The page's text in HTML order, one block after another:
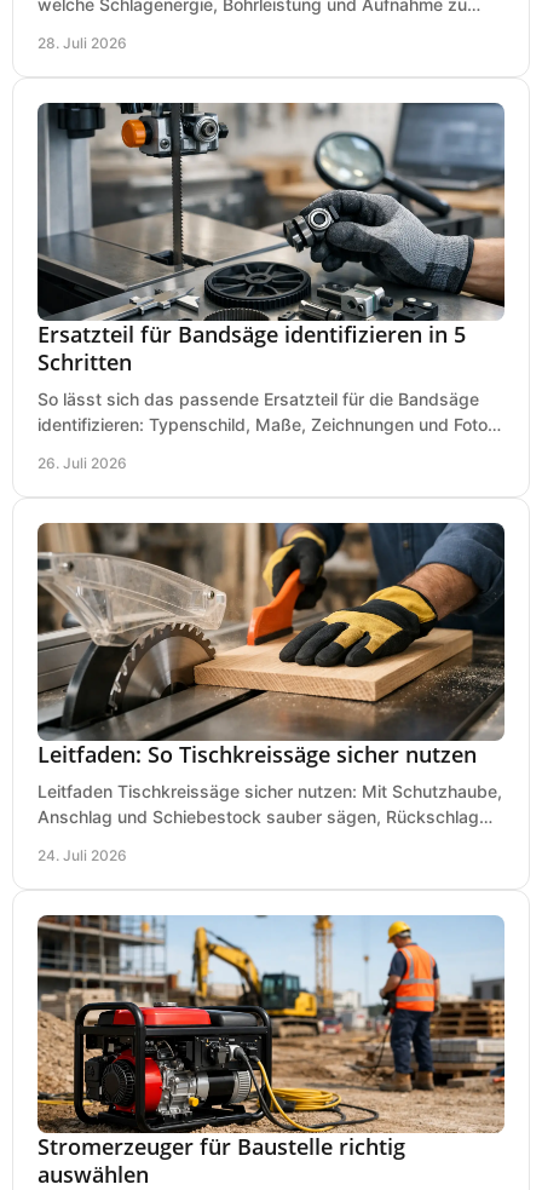
28. Juli 2026
Ersatzteil für Bandsäge identifizieren in 5
Schritten
So lässt sich das passende Ersatzteil für die Bandsäge
identifizieren: Typenschild, Maße, Zeichnungen und Fotos
26. Juli 2026
Leitfaden: So Tischkreissäge sicher nutzen
Leitfaden Tischkreissäge sicher nutzen: Mit Schutzhaube,
Anschlag und Schiebestock sauber sägen, Rückschlag
24. Juli 2026
Stromerzeuger für Baustelle richtig
auswählen